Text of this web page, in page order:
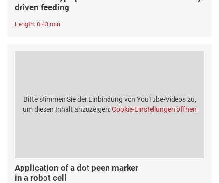
driven feeding
Length: 0:43 min
Bitte stimmen Sie der Einbindung von YouTube-Videos zu,
um diesen Inhalt anzuzeigen:Cookie-Einstellungen öffnen
Application of a dot peen marker
in a robot cell